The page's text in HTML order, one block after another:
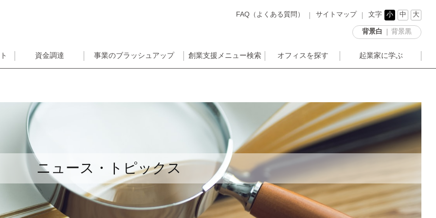
FAQ（よくある質問） サイトマップ 文字 小 中 大
背景白 背景黒
資金調達 事業のブラッシュアップ 創業支援メニュー検索 オフィスを探す 起業家に学ぶ
ニュース・トピックス